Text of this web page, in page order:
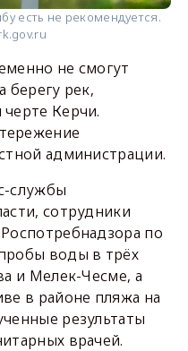
есть не рекомендуется.
не смогут
берегу рек,
Керчи.
администрации.
службы
сотрудники
по
воды в трёх
и Мелек-Чесме, а
в районе пляжа на
результаты
врачей.